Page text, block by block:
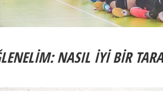
NASIL İYİ BİR